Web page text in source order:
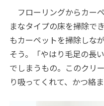
フローリングからカー
まなタイプの床を掃除で
もカーペットを掃除しな
そう。「やはり毛足の長
でしまうもの。このクリ
り吸ってくれて、かつ絡